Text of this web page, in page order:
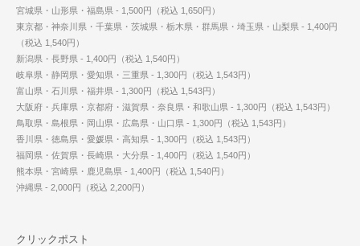
宮城県・山形県・福島県 - 1,500円（税込 1,650円）
東京都・神奈川県・千葉県・茨城県・栃木県・群馬県・埼玉県・山梨県 - 1,400円
（税込 1,540円）
新潟県・長野県 - 1,400円（税込 1,540円）
岐阜県・静岡県・愛知県・三重県 - 1,300円（税込 1,543円）
富山県・石川県・福井県 - 1,300円（税込 1,543円）
大阪府・兵庫県・京都府・滋賀県・奈良県・和歌山県 - 1,300円（税込 1,543円）
鳥取県・島根県・岡山県・広島県・山口県 - 1,300円（税込 1,543円）
香川県・徳島県・愛媛県・高知県 - 1,300円（税込 1,543円）
福岡県・佐賀県・長崎県・大分県 - 1,400円（税込 1,540円）
熊本県・宮崎県・鹿児島県 - 1,400円（税込 1,540円）
沖縄県 - 2,000円（税込 2,200円）
クリックポスト